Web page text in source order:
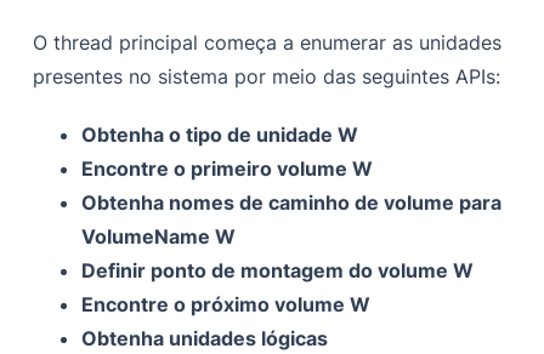
O thread principal começa a enumerar as unidades
presentes no sistema por meio das seguintes APIs:
Obtenha o tipo de unidade W
Encontre o primeiro volume W
Obtenha nomes de caminho de volume para
VolumeName W
Definir ponto de montagem do volume W
Encontre o próximo volume W
Obtenha unidades lógicas